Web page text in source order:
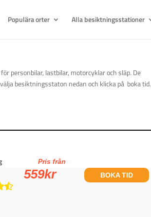
Populära orter Alla besiktningsstationer
personbilar, lastbilar, motorcyklar och släp. De
besiktningsstaton nedan och klicka på boka tid.
Pris från
559kr BOKA TID